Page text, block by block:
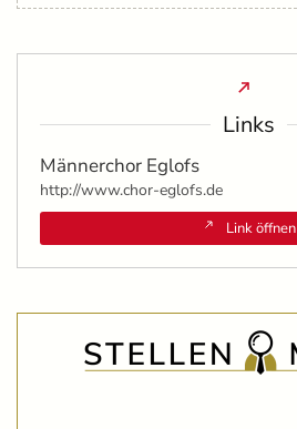
Links
Männerchor Eglofs
http://www.chor-eglofs.de
Link öffnen